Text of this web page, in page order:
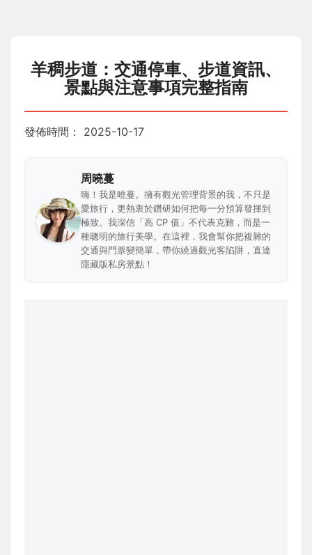
羊稠步道：交通停車、步道資訊、
景點與注意事項完整指南
發佈時間： 2025-10-17
周曉蔓
嗨！我是曉蔓。擁有觀光管理背景的我，不只是
愛旅行，更熱衷於鑽研如何把每一分預算發揮到
極致。我深信「高 CP 值」不代表克難，而是一
種聰明的旅行美學。在這裡，我會幫你把複雜的
交通與門票變簡單，帶你繞過觀光客陷阱，直達
隱藏版私房景點！